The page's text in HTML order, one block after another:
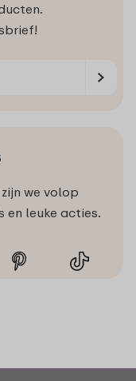
we volop
en leuke acties.